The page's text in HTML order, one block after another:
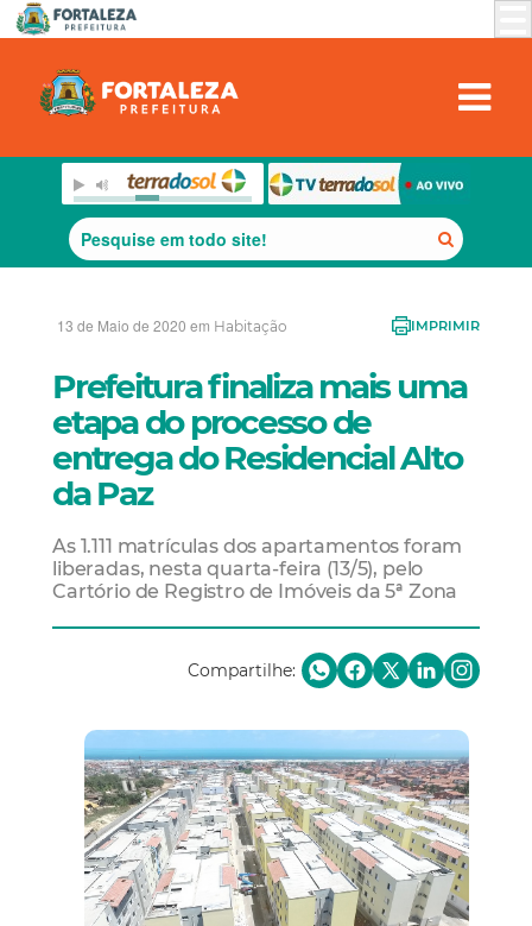
13 de Maio de 2020 em Habitação IMPRIMIR
Prefeitura finaliza mais uma
etapa do processo de
entrega do Residencial Alto
da Paz
As 1.111 matrículas dos apartamentos foram
liberadas, nesta quarta-feira (13/5), pelo
Cartório de Registro de Imóveis da 5ª Zona
Compartilhe: